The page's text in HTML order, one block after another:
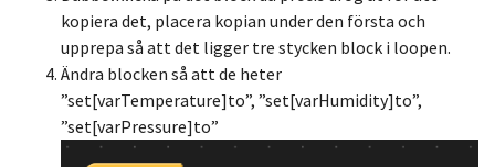
kopiera det, placera kopian under den första och
upprepa så att det ligger tre stycken block i loopen.
Ändra blocken så att de heter
”set[varTemperature]to”, ”set[varHumidity]to”,
”set[varPressure]to”